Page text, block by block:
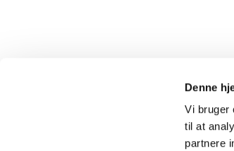
Denne
Vi bruger
til at
partnere